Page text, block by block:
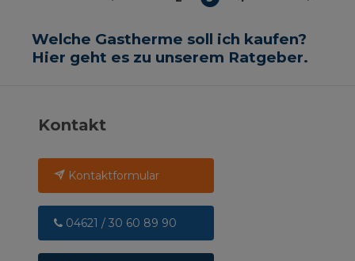
Welche Gastherme soll ich kaufen?
Hier geht es zu unserem Ratgeber.
Kontakt
Kontaktformular
04621 / 30 60 89 90